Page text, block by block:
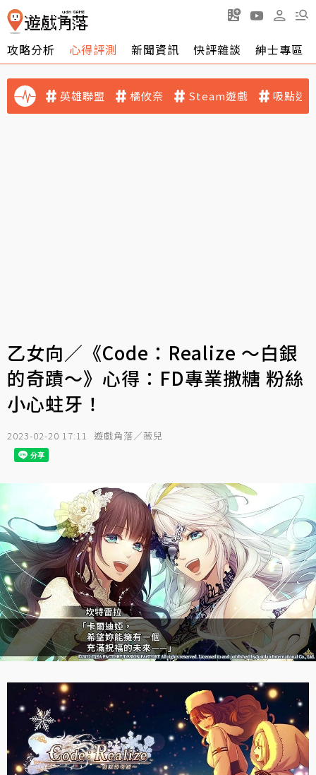
攻略分析 心得評測 新聞資訊 快評雜談 紳士專區
英雄聯盟 橘攸奈 Steam遊戲 吸點迷
乙女向／《Code：Realize ～白銀
的奇蹟～》心得：FD專業撒糖 粉絲
小心蛀牙！
2023-02-20 17:11 遊戲角落／薇兒